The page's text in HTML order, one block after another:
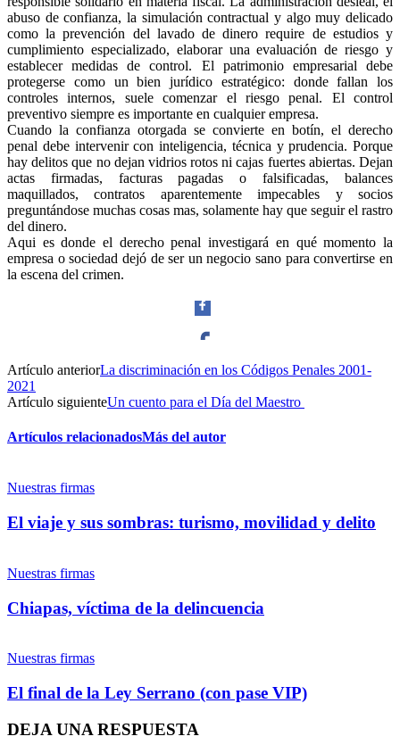
abuso de confianza, la simulación contractual y algo muy delicado
como la prevención del lavado de dinero require de estudios y
cumplimiento especializado, elaborar una evaluación de riesgo y
establecer medidas de control. El patrimonio empresarial debe
protegerse como un bien jurídico estratégico: donde fallan los
controles internos, suele comenzar el riesgo penal. El control
preventivo siempre es importante en cualquier empresa.
Cuando la confianza otorgada se convierte en botín, el derecho
penal debe intervenir con inteligencia, técnica y prudencia. Porque
hay delitos que no dejan vidrios rotos ni cajas fuertes abiertas. Dejan
actas firmadas, facturas pagadas o falsificadas, balances
maquillados, contratos aparentemente impecables y socios
preguntándose muchas cosas mas, solamente hay que seguir el rastro
del dinero.
Aqui es donde el derecho penal investigará en qué momento la
empresa o sociedad dejó de ser un negocio sano para convertirse en
la escena del crimen.
Facebook
Artículo anteriorLa discriminación en los Códigos Penales 2001-
2021
Artículo siguienteUn cuento para el Día del Maestro
Artículos relacionadosMás del autor
Nuestras firmas
El viaje y sus sombras: turismo, movilidad y delito
Nuestras firmas
Chiapas, víctima de la delincuencia
Nuestras firmas
El final de la Ley Serrano (con pase VIP)
DEJA UNA RESPUESTA